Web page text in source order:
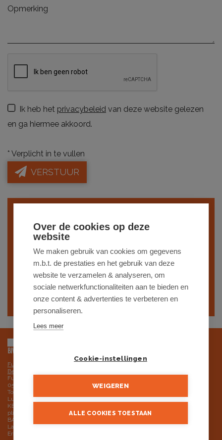
Ik heb het privacybeleid van deze website gelezen
en ga hiermee akkoord.
* Verplicht in te vullen
VERSTUUR
pand,schrijf je dan in
op onze nieuwsbrief
en blijf op de hoogte van onsrecentste
aanbod.
SCHRIJF JE IN
Futurimmo BV is onderworpen aan de deontologische code van het BIV,
Beroepsinstituut van Vastgoedmakelaars
Futurimmo BV: ondernemingsnummer 0525.725.251 - BTW BE
0525.725.251 RPR Gent, afdeling Brugge
Toezichthoudende autoriteit: Beroepsinstituut van Vastgoedmakelaars,
Luxemburgstraat 16B, 1000 Brussel - 02 505 38 50 - info@biv.be
KB van 30 december 2018 tot goedkeuring van het reglement van
plichtenleer van het BIV
BA en borgstelling via NV AXA Belgium (polisnr. 730.390.160)
Land van erkenning is België
Erkend lid CIB
Over de cookies op deze
website
We maken gebruik van cookies om gegevens
m.b.t. de prestaties en het gebruik van deze
website te verzamelen & analyseren, om
sociale netwerkfunctionaliteiten aan te bieden en
onze content & advertenties te verbeteren en
personaliseren.
Lees meer
Cookie-instellingen
WEIGEREN
ALLE COOKIES TOESTAAN